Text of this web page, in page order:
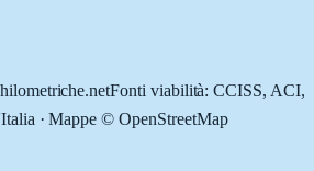
Fonti viabilità: CCISS, ACI,
· Mappe © OpenStreetMap